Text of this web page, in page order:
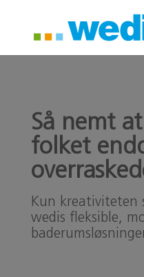
Så nemt
folket
Kun kreativiteten
wedis fleksible,